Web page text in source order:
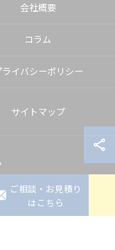
ご相談・お見積り
はこちら
会社概要
コラム
ライバシーポリシー
サイトマップ
面目リホーム ALL RIGHTS